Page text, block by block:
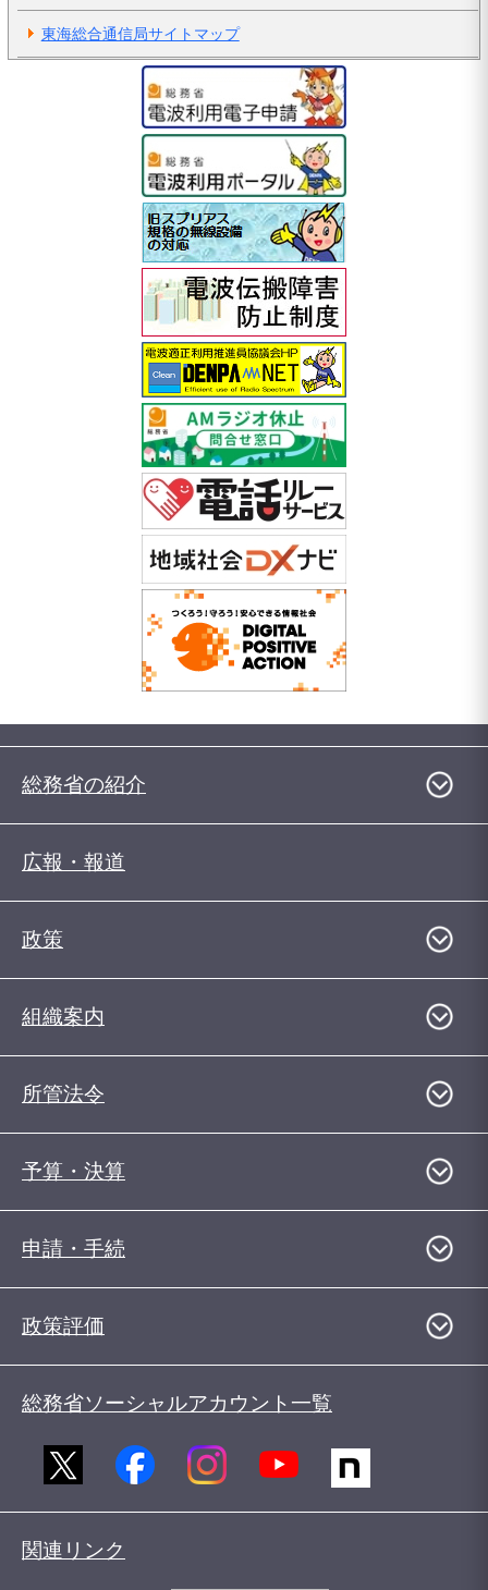
東海総合通信局サイトマップ
総務省の紹介
広報・報道
政策
組織案内
所管法令
予算・決算
申請・手続
政策評価
総務省ソーシャルアカウント一覧
関連リンク